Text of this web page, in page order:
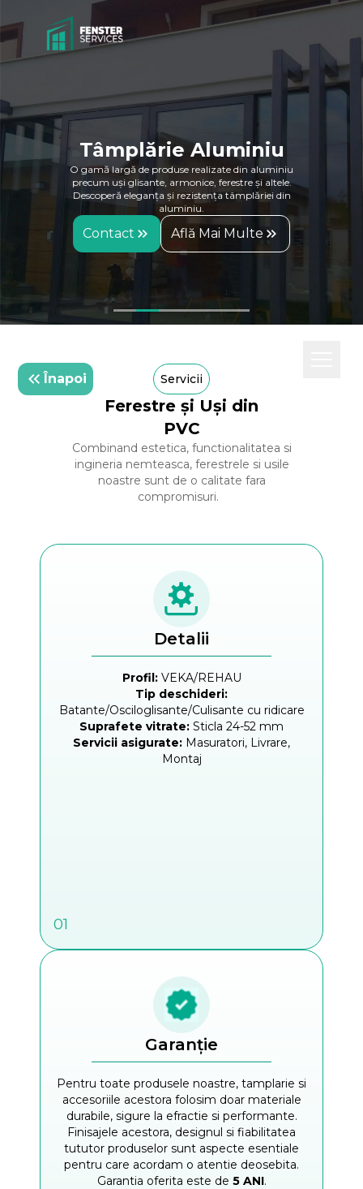
Tâmplărie Aluminiu
O gamă largă de produse realizate din aluminiu
precum uși glisante, armonice, ferestre și altele.
Descoperă eleganța și rezistența tâmplăriei din
aluminiu.
Contact Află Mai Multe
Înapoi Servicii
Ferestre și Uși din
PVC
Combinand estetica, functionalitatea si
ingineria nemteasca, ferestrele si usile
noastre sunt de o calitate fara
compromisuri.
Detalii
Profil:VEKA/REHAU
Tip deschideri:
Batante/Osciloglisante/Culisante cu ridicare
Suprafete vitrate: Sticla 24-52 mm
Servicii asigurate: Masuratori, Livrare,
Montaj
01
Garanție
Pentru toate produsele noastre, tamplarie si
accesoriile acestora folosim doar materiale
durabile, sigure la efractie si performante.
Finisajele acestora, designul si fiabilitatea
tututor produselor sunt aspecte esentiale
pentru care acordam o atentie deosebita.
Garantia oferita este de 5 ANI.